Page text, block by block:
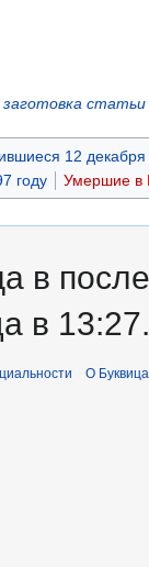
заготовка статьи
12 декабря
году
Умершие в
в
в 13:27.
О Буквица